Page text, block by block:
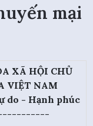
mại
XÃ HỘI CHỦ
VIỆT NAM
do - Hạnh phúc